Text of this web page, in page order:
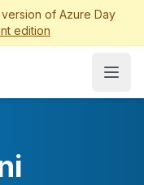
of Azure Day
edition